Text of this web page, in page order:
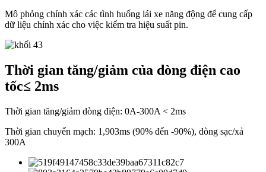
Mô phỏng chính xác các tình huống lái xe năng động để cung cấp
dữ liệu chính xác cho việc kiểm tra hiệu suất pin.
Thời gian tăng/giảm của dòng điện cao
tốc≤ 2ms
Thời gian tăng/giảm dòng điện: 0A-300A < 2ms
Thời gian chuyển mạch: 1,903ms (90% đến -90%), dòng sạc/xả
300A